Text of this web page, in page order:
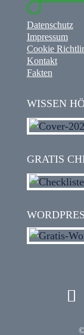
Datenschutz
Impressum
Cookie
Kontakt
Fakten
WISSEN
GRATIS